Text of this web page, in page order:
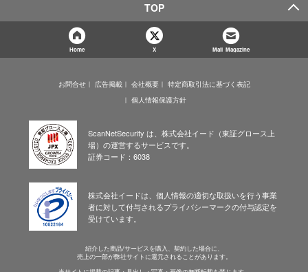
TOP
Home X Mail Magazine
お問合せ 広告掲載 会社概要
特定商取引法に基づく表記
個人情報保護方針
ScanNetSecurity は、株式会社イード（東証グロース上
場）の運営するサービスです。
証券コード：6038
株式会社イードは、個人情報の適切な取扱いを行う事業
者に対して付与されるプライバシーマークの付与認定を
受けています。
紹介した商品/サービスを購入、契約した場合に、
売上の一部が弊社サイトに還元されることがあります。